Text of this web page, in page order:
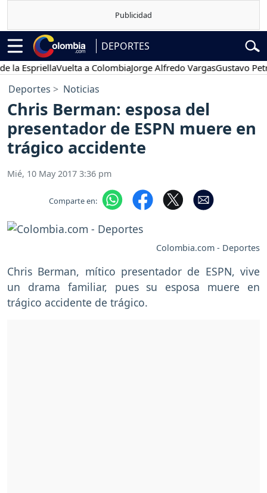
DEPORTES
EspriellaVuelta a ColombiaJorge Alfredo VargasGustavo Petro
Deportes Noticias
Chris Berman: esposa del
presentador de ESPN muere en
trágico accidente
Mié, 10 May 2017 3:36 pm
Comparte en:
Colombia.com - Deportes
Chris Berman, mítico presentador de ESPN, vive
un drama familiar, pues su esposa muere en
trágico accidente de trágico.